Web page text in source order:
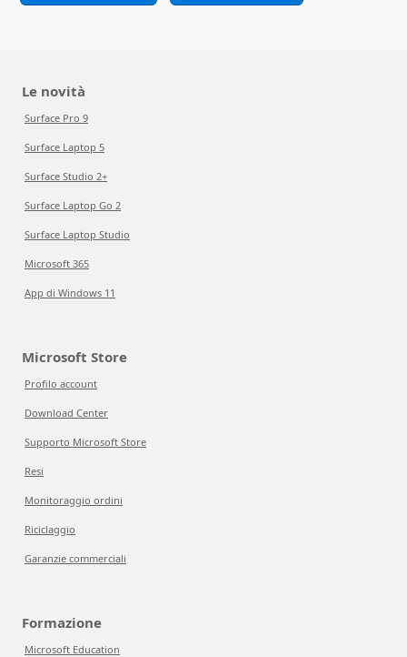
Le novità
Surface Pro 9
Surface Laptop 5
Surface Studio 2+
Surface Laptop Go 2
Surface Laptop Studio
Microsoft 365
App di Windows 11
Microsoft Store
Profilo account
Download Center
Supporto Microsoft Store
Resi
Monitoraggio ordini
Riciclaggio
Garanzie commerciali
Formazione
Microsoft Education